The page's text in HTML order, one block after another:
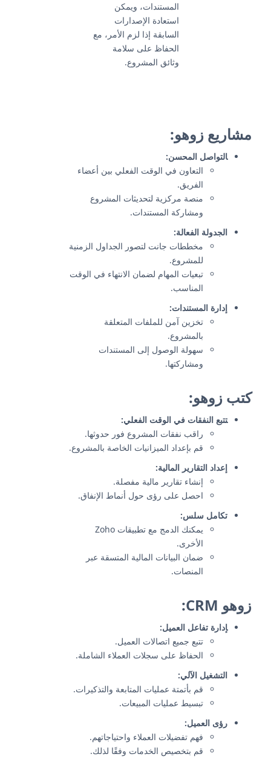
المستندات، ويمكن
استعادة الإصدارات
السابقة إذا لزم الأمر، مع
الحفاظ على سلامة
وثائق المشروع.
مشاريع زوهو:
التواصل المحسن:
التعاون في الوقت الفعلي بين أعضاء
الفريق.
منصة مركزية لتحديثات المشروع
ومشاركة المستندات.
الجدولة الفعالة:
مخططات جانت لتصور الجداول الزمنية
للمشروع.
تبعيات المهام لضمان الانتهاء في الوقت
المناسب.
إدارة المستندات:
تخزين آمن للملفات المتعلقة
بالمشروع.
سهولة الوصول إلى المستندات
ومشاركتها.
كتب زوهو:
تتبع النفقات في الوقت الفعلي:
راقب نفقات المشروع فور حدوثها.
قم بإعداد الميزانيات الخاصة بالمشروع.
إعداد التقارير المالية:
إنشاء تقارير مالية مفصلة.
احصل على رؤى حول أنماط الإنفاق.
تكامل سلس:
يمكنك الدمج مع تطبيقات Zoho
الأخرى.
ضمان البيانات المالية المتسقة عبر
المنصات.
زوهو CRM:
إدارة تفاعل العميل:
تتبع جميع اتصالات العميل.
الحفاظ على سجلات العملاء الشاملة.
التشغيل الآلي:
قم بأتمتة عمليات المتابعة والتذكيرات.
تبسيط عمليات المبيعات.
رؤى العميل:
فهم تفضيلات العملاء واحتياجاتهم.
قم بتخصيص الخدمات وفقًا لذلك.